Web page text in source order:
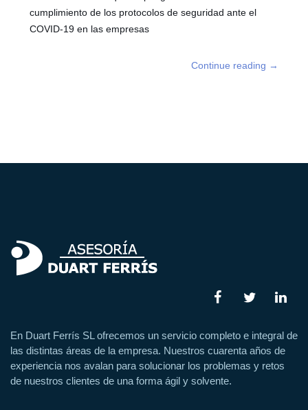
cumplimiento de los protocolos de seguridad ante el
COVID-19 en las empresas
Continue reading →
En Duart Ferrís SL ofrecemos un servicio completo e integral de
las distintas áreas de la empresa. Nuestros cuarenta años de
experiencia nos avalan para solucionar los problemas y retos
de nuestros clientes de una forma ágil y solvente.